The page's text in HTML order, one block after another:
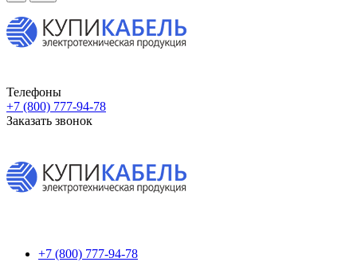
Телефоны
+7 (800) 777-94-78
Заказать звонок
+7 (800) 777-94-78